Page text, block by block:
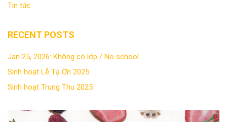
Tin tức
RECENT POSTS
Jan 25, 2026: Không có lớp / No school
Sinh hoạt Lễ Tạ Ơn 2025
Sinh hoạt Trung Thu 2025